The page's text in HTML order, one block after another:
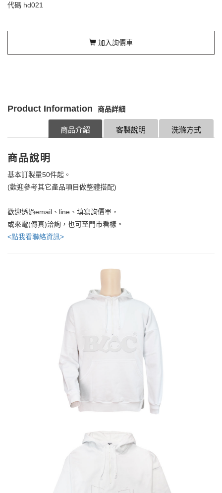
代碼 hd021
加入詢價車
Product Information 商品詳細
洗滌方式
客製說明
商品介紹
商品說明
基本訂製量50件起。
(歡迎參考其它產品項目做整體搭配)
歡迎透過email、line、填寫詢價單，
或來電(傳真)洽詢，也可至門市看樣。
<點我看聯絡資訊>